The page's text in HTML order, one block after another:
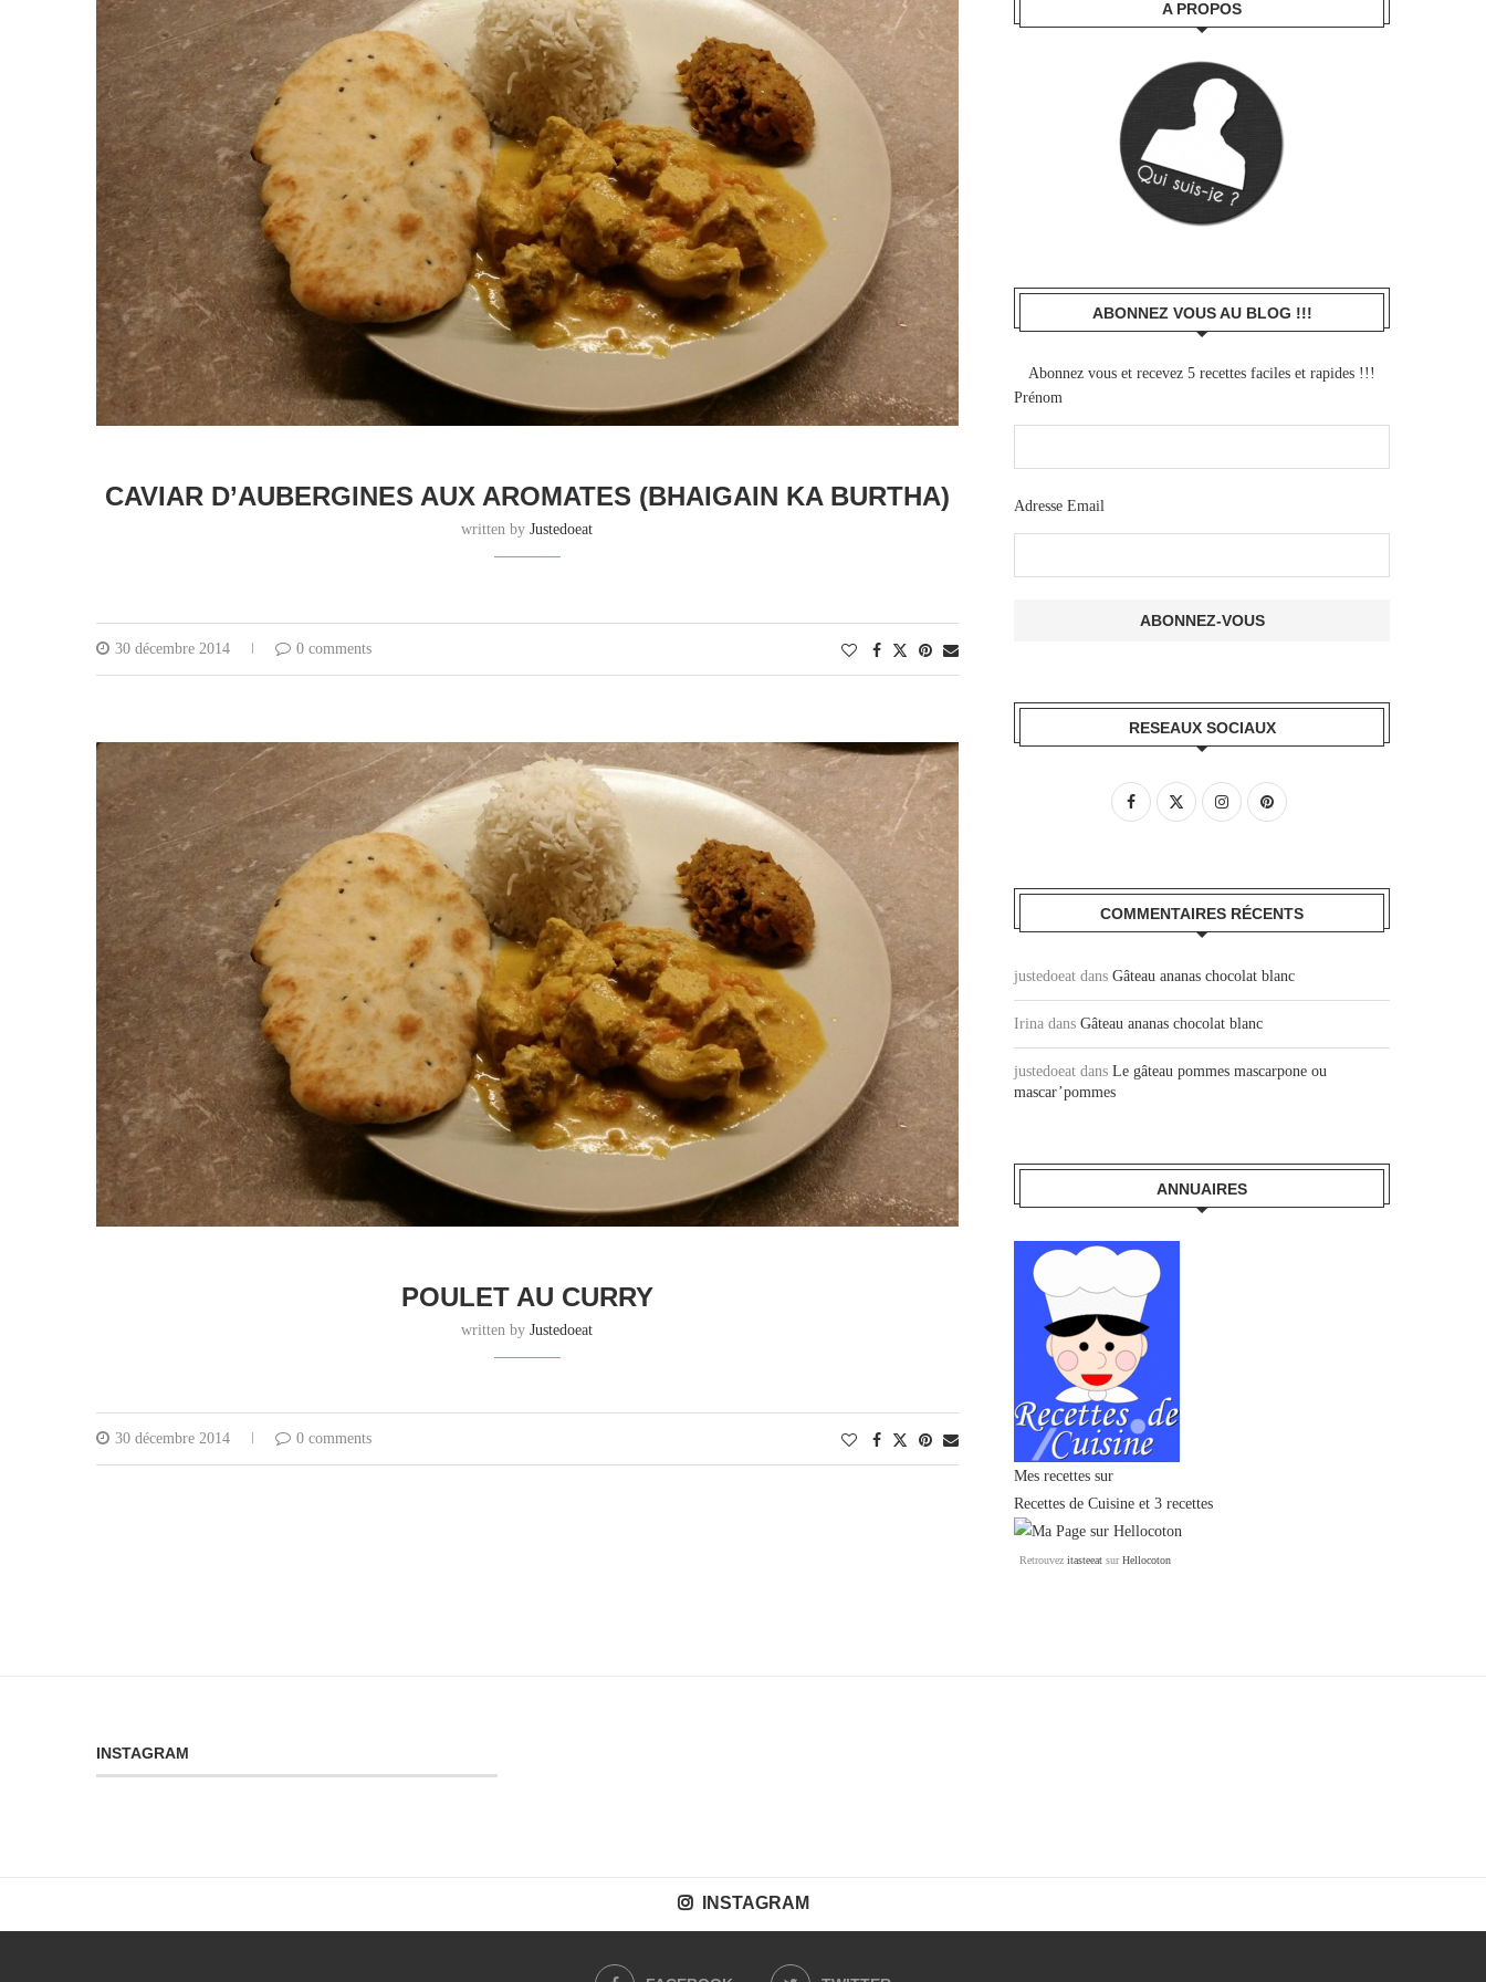
CAVIAR D’AUBERGINES AUX AROMATES (BHAIGAIN KA BURTHA)
written byJustedoeat
30 décembre 2014 0 comments
POULET AU CURRY
written byJustedoeat
30 décembre 2014 0 comments
A PROPOS
ABONNEZ VOUS AU BLOG !!!
Abonnez vous et recevez 5 recettes faciles et rapides !!!
Prénom
Adresse Email
RESEAUX SOCIAUX
COMMENTAIRES RÉCENTS
justedoeat dans Gâteau ananas chocolat blanc
Irina dans Gâteau ananas chocolat blanc
justedoeat dans Le gâteau pommes mascarpone ou
mascar’pommes
ANNUAIRES
Mes recettes sur
Recettes de Cuisine et 3 recettes
Retrouvez itasteeat surHellocoton
INSTAGRAM
INSTAGRAM